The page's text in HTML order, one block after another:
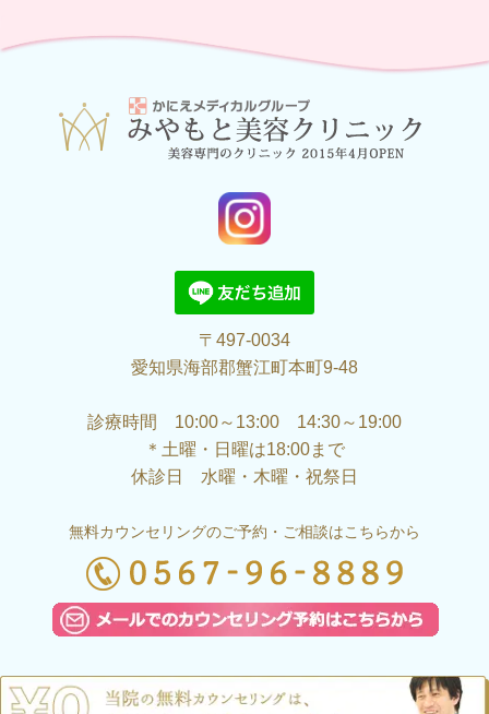
〒497-0034
愛知県海部郡蟹江町本町9-48
診療時間 10:00～13:00 14:30～19:00
＊土曜・日曜は18:00まで
休診日 水曜・木曜・祝祭日
無料カウンセリングのご予約・ご相談はこちらから